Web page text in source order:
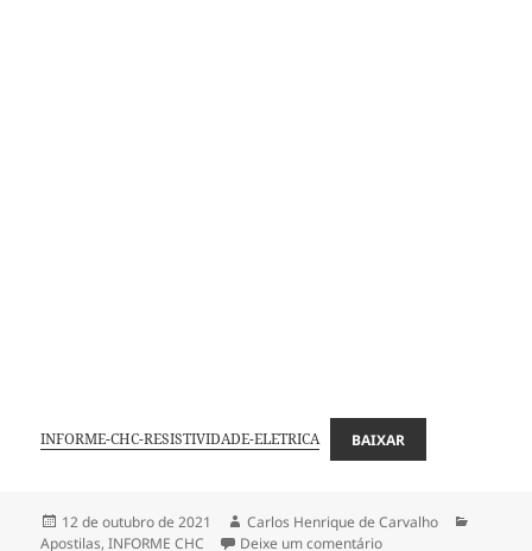
INFORME-CHC-RESISTIVIDADE-ELETRICA BAIXAR
Publicado
em
12 de outubro de 2021 Autor
Carlos Henrique de Carvalho
Apostilas,INFORME CHC Deixe um comentárioem ENSAIO DE